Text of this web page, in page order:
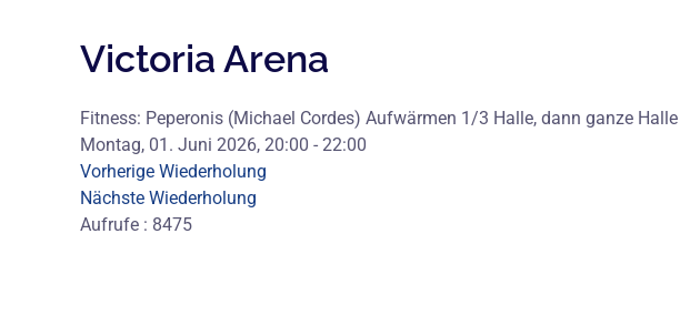
Victoria Arena
Fitness: Peperonis (Michael Cordes) Aufwärmen 1/3 Halle, dann ganze Halle
Montag, 01. Juni 2026, 20:00 - 22:00
Vorherige Wiederholung
Nächste Wiederholung
Aufrufe : 8475